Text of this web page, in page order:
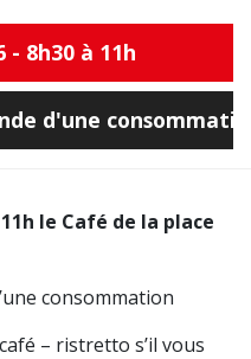
- 8h30 à 11h
d'une
le Café de la place
consommation
– ristretto s’il vous